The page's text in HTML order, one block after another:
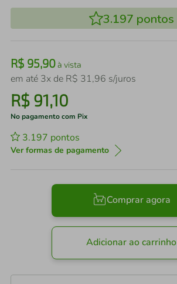
3.197 pontos
R$ 95,90à vista
em até 3x de R$ 31,96 s/juros
R$ 91,10
No pagamento com Pix
3.197 pontos
Ver formas de pagamento
Comprar agora
Adicionar ao carrinho